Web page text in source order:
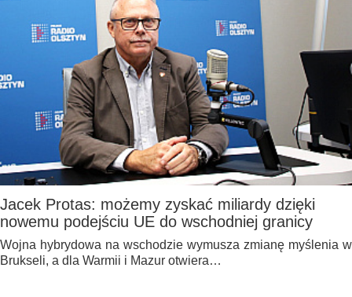
Jacek Protas: możemy zyskać miliardy dzięki
nowemu podejściu UE do wschodniej granicy
Wojna hybrydowa na wschodzie wymusza zmianę myślenia w
Brukseli, a dla Warmii i Mazur otwiera…